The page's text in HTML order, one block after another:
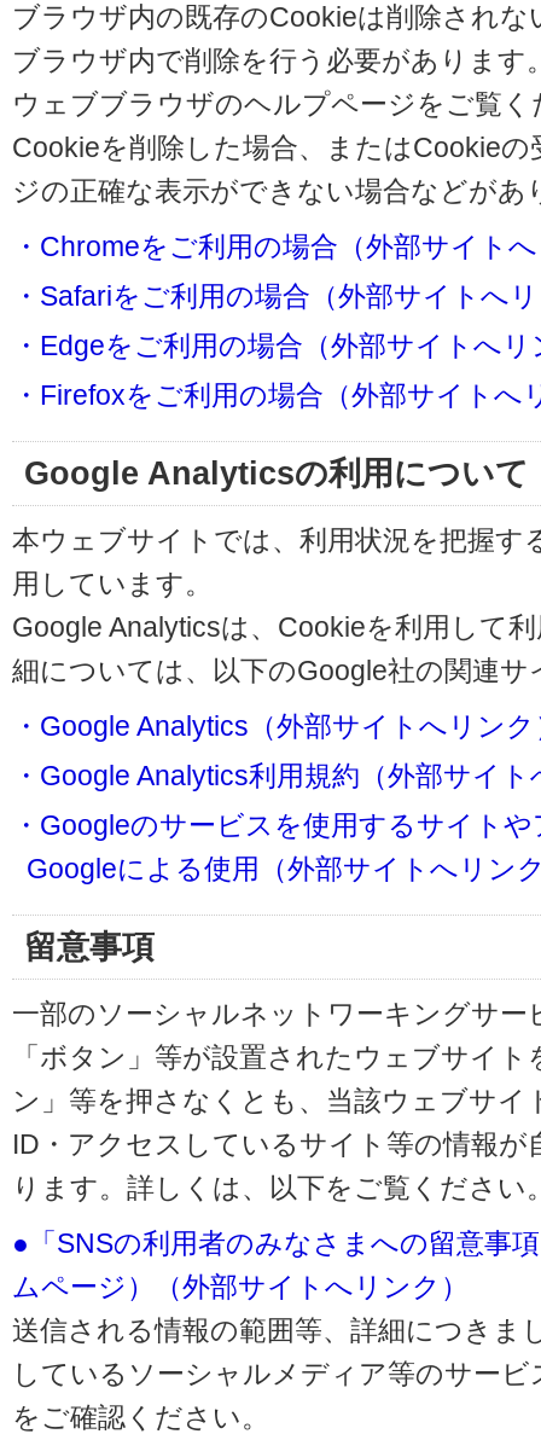
ブラウザ内の既存のCookieは削除され
ブラウザ内で削除を行う必要があります
ウェブブラウザのヘルプページをご覧く
Cookieを削除した場合、またはCookie
ジの正確な表示ができない場合などが
・Chromeをご利用の場合（外部サイト
・Safariをご利用の場合（外部サイトへ
・Edgeをご利用の場合（外部サイトへリ
・Firefoxをご利用の場合（外部サイトへ
Google Analyticsの利用について
本ウェブサイトでは、利用状況を把握す
用しています。
Google Analyticsは、Cookieを利用して
細については、以下のGoogle社の関連
・Google Analytics（外部サイトへリンク
・Google Analytics利用規約（外部サイ
・Googleのサービスを使用するサイト
Googleによる使用（外部サイトへリン
留意事項
一部のソーシャルネットワーキングサー
「ボタン」等が設置されたウェブサイ
ン」等を押さなくとも、当該ウェブサイ
ID・アクセスしているサイト等の情報
ります。詳しくは、以下をご覧ください
●「SNSの利用者のみなさまへの留意事
ムページ）（外部サイトへリンク）
送信される情報の範囲等、詳細につきま
しているソーシャルメディア等のサー
をご確認ください。